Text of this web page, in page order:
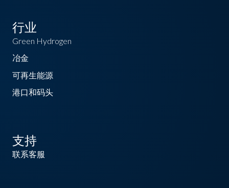
行业
Green Hydrogen
冶金
可再生能源
港口和码头
支持
联系客服